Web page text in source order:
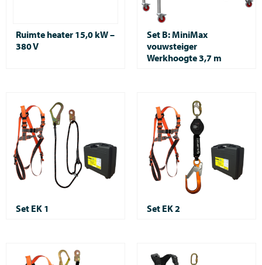
Ruimte heater 15,0 kW –
380 V
Set B: MiniMax
vouwsteiger
Werkhoogte 3,7 m
Set EK 1 Set EK 2